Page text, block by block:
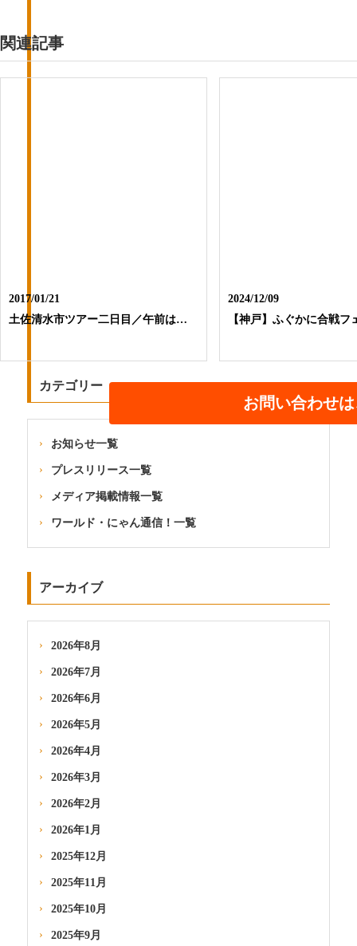
関連記事
2017/01/21
土佐清水市ツアー二日目／午前は…
2024/12/09
【神戸】ふぐかに合戦フ
お問い合わせ
カテゴリー
お知らせ一覧
プレスリリース一覧
メディア掲載情報一覧
ワールド・にゃん通信！一覧
アーカイブ
2026年8月
2026年7月
2026年6月
2026年5月
2026年4月
2026年3月
2026年2月
2026年1月
2025年12月
2025年11月
2025年10月
2025年9月